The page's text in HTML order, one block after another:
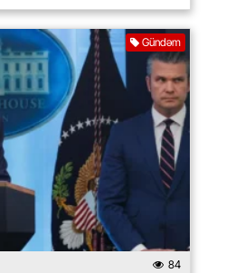
Gündəm
84